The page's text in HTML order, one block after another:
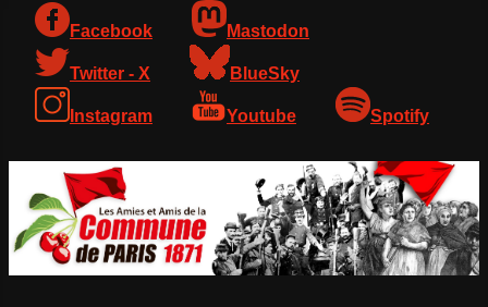
Facebook Mastodon
Twitter - X BlueSky
Instagram Youtube Spotify